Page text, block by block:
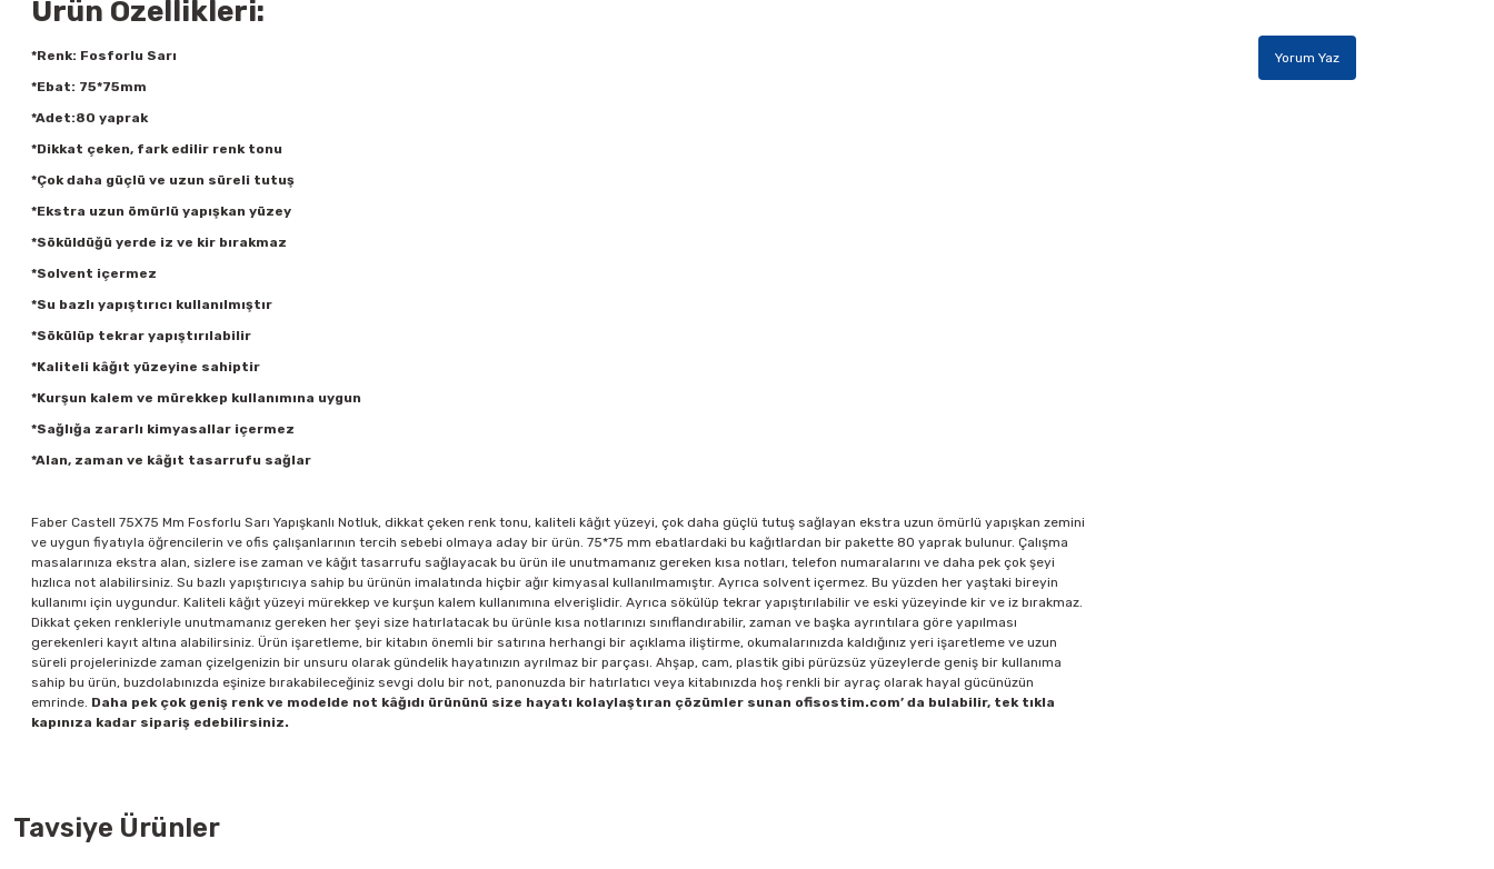
Ürün Özellikleri:
*Renk: Fosforlu Sarı
*Ebat: 75*75mm
*Adet:80 yaprak
*Dikkat çeken, fark edilir renk tonu
*Çok daha güçlü ve uzun süreli tutuş
*Ekstra uzun ömürlü yapışkan yüzey
*Söküldüğü yerde iz ve kir bırakmaz
*Solvent içermez
*Su bazlı yapıştırıcı kullanılmıştır
*Sökülüp tekrar yapıştırılabilir
*Kaliteli kâğıt yüzeyine sahiptir
*Kurşun kalem ve mürekkep kullanımına uygun
*Sağlığa zararlı kimyasallar içermez
*Alan, zaman ve kâğıt tasarrufu sağlar
Faber Castell 75X75 Mm Fosforlu Sarı Yapışkanlı Notluk, dikkat çeken renk tonu, kaliteli kâğıt yüzeyi, çok daha güçlü tutuş sağlayan ekstra uzun ömürlü yapışkan zemini
ve uygun fiyatıyla öğrencilerin ve ofis çalışanlarının tercih sebebi olmaya aday bir ürün. 75*75 mm ebatlardaki bu kağıtlardan bir pakette 80 yaprak bulunur. Çalışma
masalarınıza ekstra alan, sizlere ise zaman ve kâğıt tasarrufu sağlayacak bu ürün ile unutmamanız gereken kısa notları, telefon numaralarını ve daha pek çok şeyi
hızlıca not alabilirsiniz. Su bazlı yapıştırıcıya sahip bu ürünün imalatında hiçbir ağır kimyasal kullanılmamıştır. Ayrıca solvent içermez. Bu yüzden her yaştaki bireyin
kullanımı için uygundur. Kaliteli kâğıt yüzeyi mürekkep ve kurşun kalem kullanımına elverişlidir. Ayrıca sökülüp tekrar yapıştırılabilir ve eski yüzeyinde kir ve iz bırakmaz.
Dikkat çeken renkleriyle unutmamanız gereken her şeyi size hatırlatacak bu ürünle kısa notlarınızı sınıflandırabilir, zaman ve başka ayrıntılara göre yapılması
gerekenleri kayıt altına alabilirsiniz. Ürün işaretleme, bir kitabın önemli bir satırına herhangi bir açıklama iliştirme, okumalarınızda kaldığınız yeri işaretleme ve uzun
süreli projelerinizde zaman çizelgenizin bir unsuru olarak gündelik hayatınızın ayrılmaz bir parçası. Ahşap, cam, plastik gibi pürüzsüz yüzeylerde geniş bir kullanıma
sahip bu ürün, buzdolabınızda eşinize bırakabileceğiniz sevgi dolu bir not, panonuzda bir hatırlatıcı veya kitabınızda hoş renkli bir ayraç olarak hayal gücünüzün
emrinde. Daha pek çok geniş renk ve modelde not kâğıdı ürününü size hayatı kolaylaştıran çözümler sunan ofisostim.com’ da bulabilir, tek tıkla
kapınıza kadar sipariş edebilirsiniz.
Yorum Yaz
Tavsiye Ürünler